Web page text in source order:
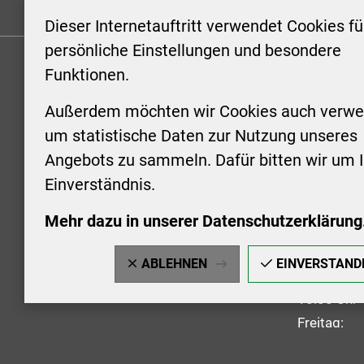
Dieser Internetauftritt verwendet Cookies
persönliche Einstellungen und besondere
Funktionen.
Außerdem möchten wir Cookies auch
um statistische Daten zur Nutzung unseres
Angebots zu sammeln. Dafür bitten wir um
Einverständnis.
Mehr dazu in unserer
ABLEHNEN
KONTAKT
Stadt Aschersleben
Markt 1
06449 Aschersleben
+49 3473 958-0
stadt@aschersleben.de
https://www.aschersleben.de/
Montag:
Uhr
Uhr
vorheriger
Freitag: